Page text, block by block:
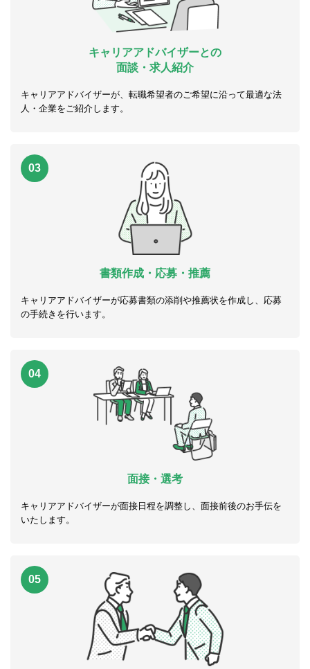
キャリアアドバイザーとの
面談・求人紹介
キャリアアドバイザーが、転職希望者のご希望に沿って最適な法
人・企業をご紹介します。
03
書類作成・応募・推薦
キャリアアドバイザーが応募書類の添削や推薦状を作成し、応募
の手続きを行います。
04
面接・選考
キャリアアドバイザーが面接日程を調整し、面接前後のお手伝を
いたします。
05